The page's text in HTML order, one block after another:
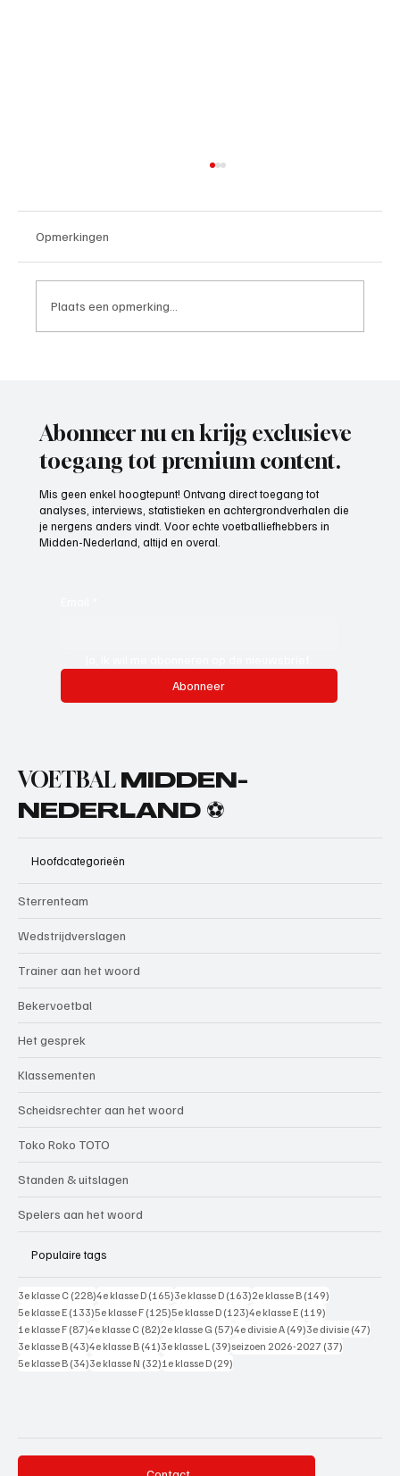
Opmerkingen
Plaats een opmerking...
Abonneer nu en krijg exclusieve
toegang tot premium content.
Mis geen enkel hoogtepunt! Ontvang direct toegang tot
analyses, interviews, statistieken en achtergrondverhalen die
je nergens anders vindt. Voor echte voetballiefhebbers in
Midden-Nederland, altijd en overal.
Abonneer
VOETBAL MIDDEN-
NEDERLAND ⚽
Hoofdcategorieën
Sterrenteam
Wedstrijdverslagen
Trainer aan het woord
Bekervoetbal
Het gesprek
Klassementen
Scheidsrechter aan het woord
Toko Roko TOTO
Standen & uitslagen
Spelers aan het woord
Populaire tags
3e klasse C (228)228 posts
4e klasse D (165)165 posts
3e klasse D (163)163 posts
2e klasse B (149)
5e klasse E (133)133 posts
5e klasse F (125)125 posts
5e klasse D (123)123 posts
4e klasse E (119)
1e klasse F (87)87 posts
4e klasse C (82)82 posts
2e klasse G (57)57 posts
4e divisie A (49)49 posts
3e divisie (47)
3e klasse B (43)43 posts
4e klasse B (41)41 posts
3e klasse L (39)39 posts
seizoen 2026-2027 (37)
5e klasse B (34)34 posts
3e klasse N (32)32 posts
1e klasse D (29)